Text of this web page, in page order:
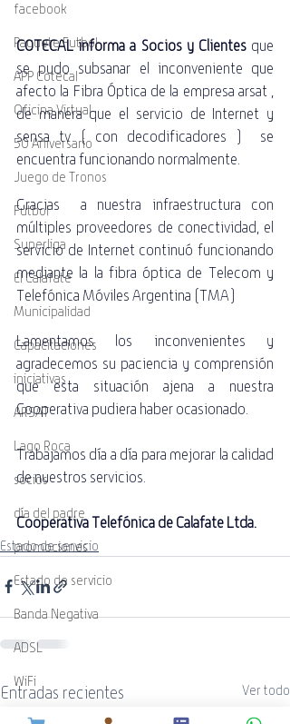
facebook
Paquete Futbol
APP Cotecal
Oficina Virtual
50 Aniversario
Juego de Tronos
Futbol
Superliga
El Calafate
Municipalidad
Capacitaciones
iniciativas
ARSAT
Lago Roca
socios
día del padre
promociones
Estado de servicio
Banda Negativa
ADSL
WiFi
Guía Cotecal
COTECAL informa a Socios y Clientes que
se pudo subsanar el inconveniente que
afecto la Fibra Óptica de la empresa arsat ,
de manera que el servicio de Internet y
sensa tv ( con decodificadores )  se
encuentra funcionando normalmente.
Gracias  a nuestra infraestructura con
múltiples proveedores de conectividad , el
servicio de Internet continuó funcionando
mediante la la fibra óptica de Telecom y
Telefónica Móviles Argentina (TMA)
Lamentamos los inconvenientes y
agradecemos su paciencia y comprensión
que esta situación ajena a nuestra
Cooperativa pudiera haber ocasionado.
Trabajamos día a día para mejorar la calidad
de nuestros servicios.
Cooperativa Telefónica de Calafate Ltda.
Estado de servicio
Entradas recientes Ver todo